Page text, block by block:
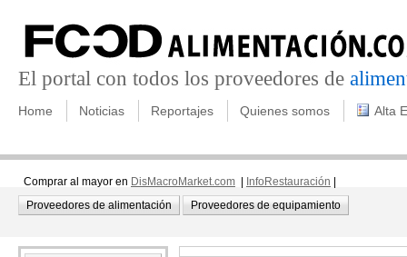
El portal con todos los proveedores de
Home Noticias Reportajes Quienes somos Alta
Comprar al mayor en DisMacroMarket.com InfoRestauración
Proveedores de alimentación
Proveedores de equipamiento